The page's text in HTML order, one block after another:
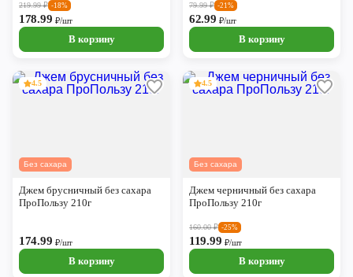
219.99₽ -18%
178.99 ₽/шт
В корзину
79.99₽ -21%
62.99₽/шт
В корзину
Без сахара
4.5
Джем брусничный без сахара
ПроПользу 210г
174.99 ₽/шт
В корзину
Без сахара
4.5
Джем черничный без сахара
ПроПользу 210г
160.00₽ -25%
119.99 ₽/шт
В корзину